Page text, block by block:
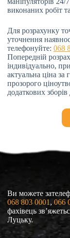
виконаних робіт
Для розрахунку
уточнення
телефонуйте: 068
Попередній
індивідуально,
актуальна ціна
прозорого
додаткових
Ви можете
068 803 0001 , 066
фахівець
Луцьку.